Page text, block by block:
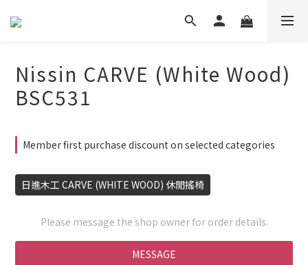
Nissin CARVE (White Wood)
BSC531
Member first purchase discount on selected categories
日進木工 CARVE (WHITE WOOD) 休閒搖椅
Please message the shop owner for order details.
MESSAGE